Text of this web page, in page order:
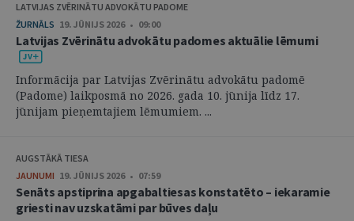
LATVIJAS ZVĒRINĀTU ADVOKĀTU PADOME
ŽURNĀLS 19. JŪNIJS 2026 • 09:00
Latvijas Zvērinātu advokātu padomes aktuālie lēmumi
Informācija par Latvijas Zvērinātu advokātu padomē
(Padome) laikposmā no 2026. gada 10. jūnija līdz 17.
jūnijam pieņemtajiem lēmumiem. ...
AUGSTĀKĀ TIESA
JAUNUMI 19. JŪNIJS 2026 • 07:59
Senāts apstiprina apgabaltiesas konstatēto – iekaramie
griesti nav uzskatāmi par būves daļu